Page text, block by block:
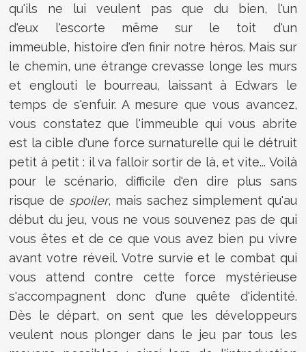
qu'ils ne lui veulent pas que du bien, l'un
d'eux l'escorte même sur le toit d'un
immeuble, histoire d'en finir notre héros. Mais sur
le chemin, une étrange crevasse longe les murs
et englouti le bourreau, laissant à Edwars le
temps de s'enfuir. A mesure que vous avancez,
vous constatez que l'immeuble qui vous abrite
est la cible d'une force surnaturelle qui le détruit
petit à petit : il va falloir sortir de là, et vite... Voilà
pour le scénario, difficile d'en dire plus sans
risque de spoiler, mais sachez simplement qu'au
début du jeu, vous ne vous souvenez pas de qui
vous êtes et de ce que vous avez bien pu vivre
avant votre réveil. Votre survie et le combat qui
vous attend contre cette force mystérieuse
s'accompagnent donc d'une quête d'identité.
Dès le départ, on sent que les développeurs
veulent nous plonger dans le jeu par tous les